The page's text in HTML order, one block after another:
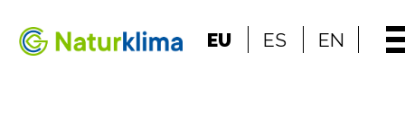
Edukietara jo
EU ES EN